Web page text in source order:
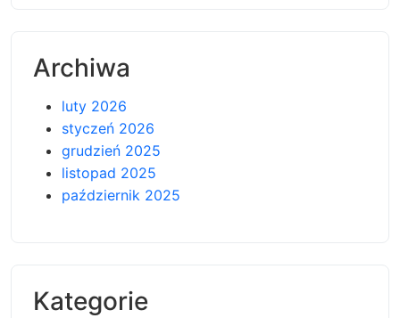
Archiwa
luty 2026
styczeń 2026
grudzień 2025
listopad 2025
październik 2025
Kategorie